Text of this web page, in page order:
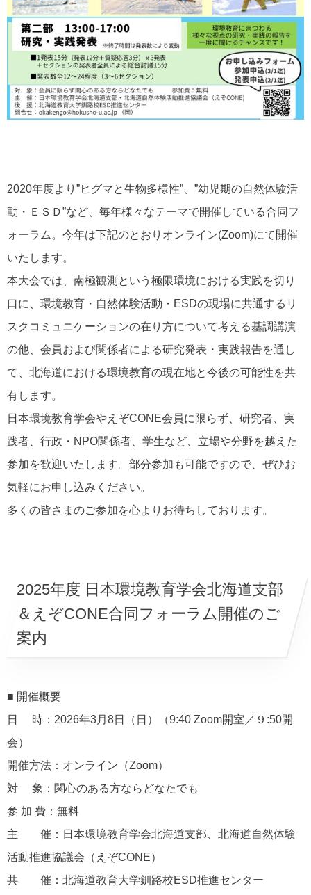
2020年度より”ヒグマと生物多様性”、”幼児期の自然体験活
動・ＥＳＤ”など、毎年様々なテーマで開催している合同フ
ォーラム。今年は下記のとおりオンライン(Zoom)にて開催
いたします。
本大会では、南極観測という極限環境における実践を切り
口に、環境教育・自然体験活動・ESDの現場に共通するリ
スクコミュニケーションの在り方について考える基調講演
の他、会員および関係者による研究発表・実践報告を通し
て、北海道における環境教育の現在地と今後の可能性を共
有します。
日本環境教育学会やえぞCONE会員に限らず、研究者、実
践者、行政・NPO関係者、学生など、立場や分野を越えた
参加を歓迎いたします。部分参加も可能ですので、ぜひお
気軽にお申し込みください。
多くの皆さまのご参加を心よりお待ちしております。
2025年度 日本環境教育学会北海道支部
＆えぞCONE合同フォーラム開催のご
案内
■ 開催概要
日 時：2026年3月8日（日）（9:40 Zoom開室／９:50開
会）
開催方法：オンライン（Zoom）
対 象：関心のある方ならどなたでも
参 加 費：無料
主 催：日本環境教育学会北海道支部、北海道自然体験
活動推進協議会（えぞCONE）
共 催：北海道教育大学釧路校ESD推進センター